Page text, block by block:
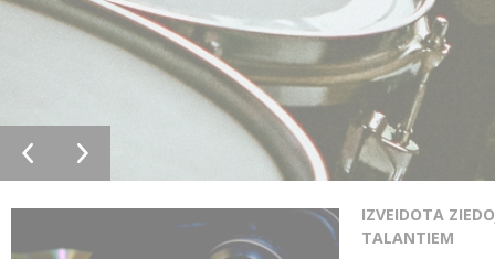
IZVEIDOTA
TALANTIEM